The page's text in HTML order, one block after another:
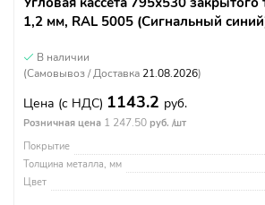
1,2 мм, RAL 5005 (Сигнальный
В наличии
(Самовывоз / Доставка 21.08.2026)
Цена (с НДС) 1143.2 руб.
Розничная цена 1 247.50 руб. /шт
Покрытие
Толщина металла, мм
Цвет